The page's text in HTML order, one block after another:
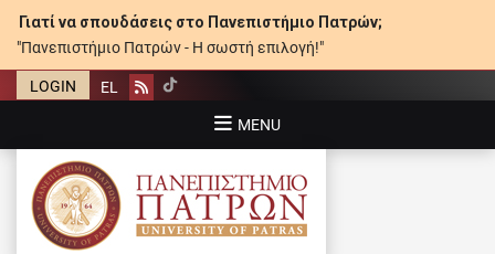
Γιατί να σπουδάσεις στο Πανεπιστήμιο Πατρών;
"Πανεπιστήμιο Πατρών - Η σωστή επιλογή!"
LOGIN EL Rss
MENU
ΠΑΝΕΠΙΣΤΉΜΙΟ ΠΑΤΡΏΝ